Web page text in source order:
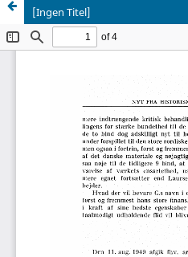
[Ingen Titel]